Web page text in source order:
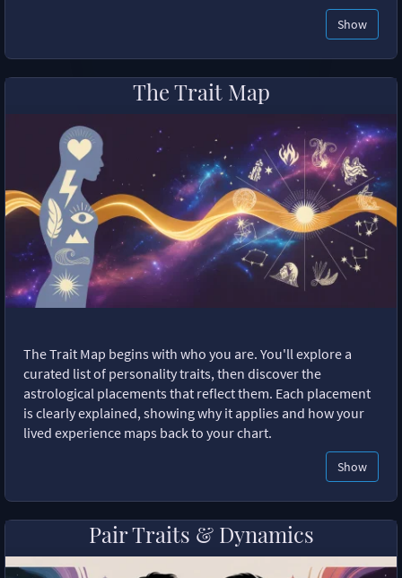
Show
The Trait Map
The Trait Map begins with who you are. You'll explore a
curated list of personality traits, then discover the
astrological placements that reflect them. Each placement
is clearly explained, showing why it applies and how your
lived experience maps back to your chart.
Show
Pair Traits & Dynamics